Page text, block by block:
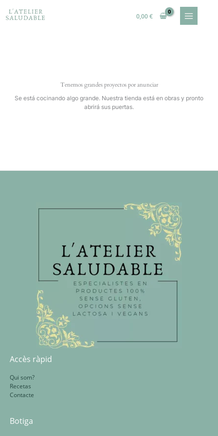
contenido
0,00€
Tenemos grandes proyectos por anunciar
Se está cocinando algo grande. Nuestra tienda está en obras y pronto
abrirá sus puertas.
Accès ràpid
Qui som?
Recetas
Contacte
Botiga